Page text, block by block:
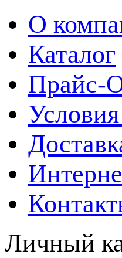
О
Каталог
Прайс-
Личный